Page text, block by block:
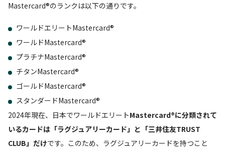
Mastercard®のランクは以下の通りです。
ワールドエリートMastercard®
ワールドMastercard®
プラチナMastercard®
チタンMastercard®
ゴールドMastercard®
スタンダードMastercard®
2024年現在、日本でワールドエリートMastercard®に分類されて
いるカードは「ラグジュアリーカード」と「三井住友TRUST
CLUB」だけです。このため、ラグジュアリーカードを持つこと